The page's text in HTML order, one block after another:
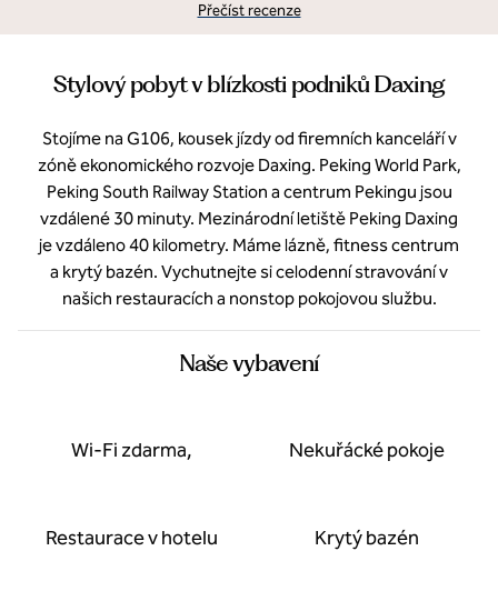
Přečíst recenze
Stylový pobyt v blízkosti podniků Daxing
Stojíme na G106, kousek jízdy od firemních kanceláří v
zóně ekonomického rozvoje Daxing. Peking World Park,
Peking South Railway Station a centrum Pekingu jsou
vzdálené 30 minuty. Mezinárodní letiště Peking Daxing
je vzdáleno 40 kilometry. Máme lázně, fitness centrum
a krytý bazén. Vychutnejte si celodenní stravování v
našich restauracích a nonstop pokojovou službu.
Naše vybavení
Wi-Fi zdarma, Nekuřácké pokoje
Restaurace v hotelu Krytý bazén